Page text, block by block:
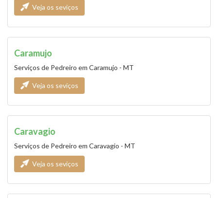
Veja os seviços
Caramujo
Serviços de Pedreiro em Caramujo - MT
Veja os seviços
Caravagio
Serviços de Pedreiro em Caravagio - MT
Veja os seviços